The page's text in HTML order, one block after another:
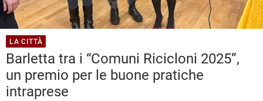
LA CITTÀ
Barletta tra i “Comuni Ricicloni 2025”,
un premio per le buone pratiche
intraprese